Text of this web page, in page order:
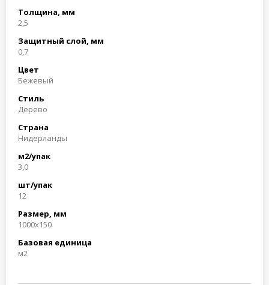
Толщина, мм
2,5
Защитный слой, мм
0,7
Цвет
Бежевый
Стиль
Дерево
Страна
Нидерланды
м2/упак
3,0
шт/упак
12
Размер, мм
1000x150
Базовая единица
м2